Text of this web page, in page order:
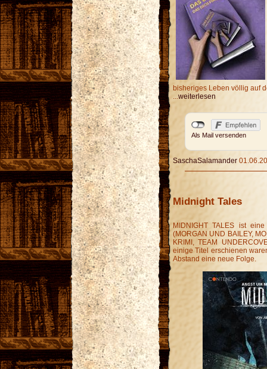
bisheriges Leben völlig auf
weiterlesen
Als Mail versenden
SaschaSalamander
Midnight Tales
MIDNIGHT TALES ist
(MORGAN UND BAILEY,
KRIMI, TEAM
einige Titel erschienen
Abstand eine neue Folge.